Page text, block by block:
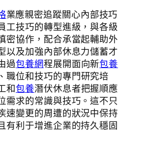
業應親密追蹤關心內部技巧
工技巧的轉型進級，與各級
密協作，配合承當起輔助外
以及加強內部休息力儲蓄才
過包養網程展開面向新包養
職位和技巧的專門研究培
和包養潛伏休息者把握順應
需求的常識與技巧。這不只
速變更的周遭的狀況中保持
有利于增進企業的持久穩固